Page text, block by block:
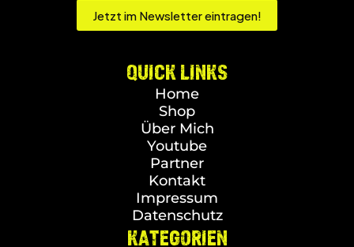
Jetzt im Newsletter eintragen!
QUICK LINKS
Home
Shop
Über Mich
Youtube
Partner
Kontakt
Impressum
Datenschutz
KATEGORIEN